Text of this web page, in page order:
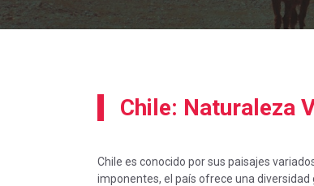
Chile: Naturaleza
Chile es conocido por sus paisajes
imponentes, el país ofrece una